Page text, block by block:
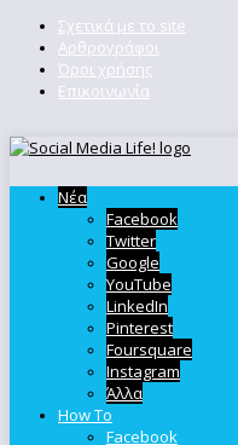
Σχετικά με το site
Αρθρογράφοι
Όροι χρήσης
Επικοινωνία
Νέα
Facebook
Twitter
Google
YouTube
LinkedIn
Pinterest
Foursquare
Instagram
Άλλα
How To
Facebook